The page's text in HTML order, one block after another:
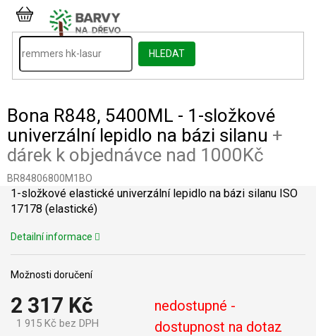
Přejít
obsah
HLEDAT
NÁKUPNÍ
KOŠÍK
Bona R848, 5400ML - 1-složkové
univerzální lepidlo na bázi silanu +
dárek k objednávce nad 1000Kč
BR84806800M1BO
2 317 Kč
1 915 Kč bez DPH
nedostupné -
dostupnost na dotaz
Možnosti doručení
1-složkové elastické univerzální lepidlo na bázi silanu ISO
17178 (elastické)
Detailní informace